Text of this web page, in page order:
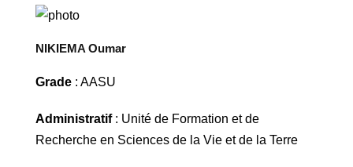
NIKIEMA Oumar
Grade: AASU
Administratif : Unité de Formation et de
Recherche en Sciences de la Vie et de la Terre